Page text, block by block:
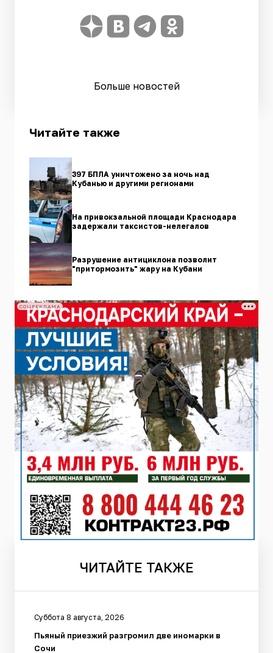
Больше новостей
Читайте также
397 БПЛА уничтожено за ночь над
Кубанью и другими регионами
На привокзальной площади Краснодара
задержали таксистов-нелегалов
Разрушение антициклона позволит
"притормозить" жару на Кубани
СОЦРЕКЛАМА
ЧИТАЙТЕ ТАКЖЕ
Суббота 8 августа, 2026
Пьяный приезжий разгромил две иномарки в
Сочи